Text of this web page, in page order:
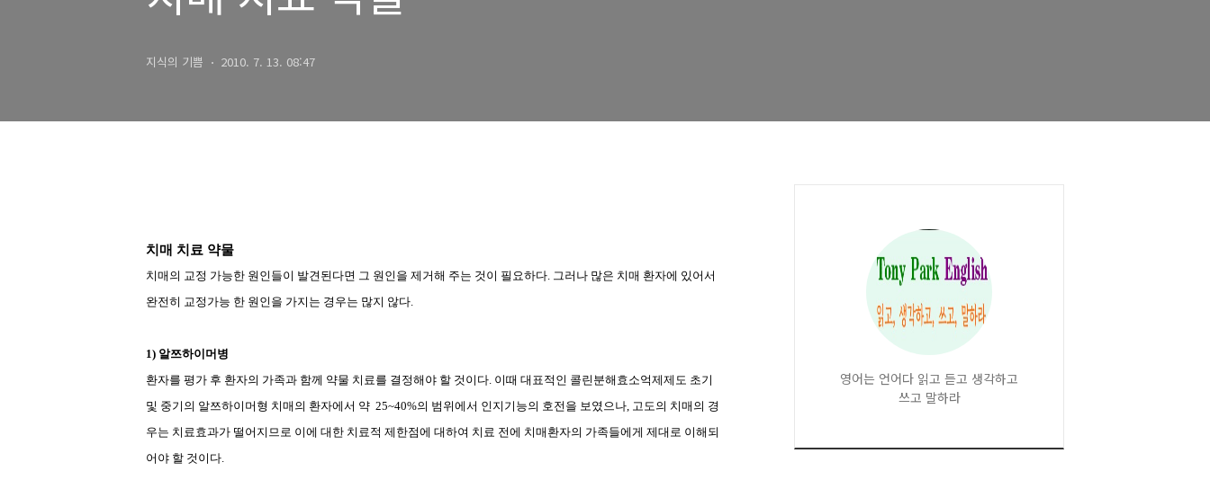
지식의 기쁨 2010. 7. 13. 08:47
치매 치료 약물
치매의 교정 가능한 원인들이 발견된다면 그 원인을 제거해 주는 것이 필요하다. 그러나 많은 치매 환자에 있어서
완전히 교정가능 한 원인을 가지는 경우는 많지 않다.
1) 알쯔하이머병
환자를 평가 후 환자의 가족과 함께 약물 치료를 결정해야 할 것이다. 이때 대표적인 콜린분해효소억제제도 초기
및 중기의 알쯔하이머형 치매의 환자에서 약 25~40%의 범위에서 인지기능의 호전을 보였으나, 고도의 치매의 경
우는 치료효과가 떨어지므로 이에 대한 치료적 제한점에 대하여 치료 전에 치매환자의 가족들에게 제대로 이해되
어야 할 것이다.
영어는 언어다 읽고 듣고 생각하고
쓰고 말하라